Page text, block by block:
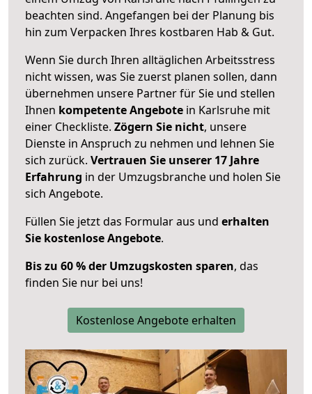
beachten sind. Angefangen bei der Planung bis
hin zum Verpacken Ihres kostbaren Hab & Gut.
Wenn Sie durch Ihren alltäglichen Arbeitsstress
nicht wissen, was Sie zuerst planen sollen, dann
übernehmen unsere Partner für Sie und stellen
Ihnen kompetente Angebote in Karlsruhe mit
einer Checkliste. Zögern Sie nicht, unsere
Dienste in Anspruch zu nehmen und lehnen Sie
sich zurück. Vertrauen Sie unserer 17 Jahre
Erfahrung in der Umzugsbranche und holen Sie
sich Angebote.
Füllen Sie jetzt das Formular aus und erhalten
Sie kostenlose Angebote.
Bis zu 60 % der Umzugskosten sparen, das
finden Sie nur bei uns!
Kostenlose Angebote erhalten